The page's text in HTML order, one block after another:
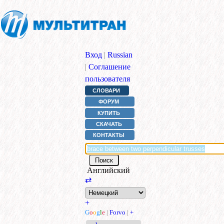
Вход | Russian
| Соглашение
пользователя
СЛОВАРИ
ФОРУМ
КУПИТЬ
СКАЧАТЬ
КОНТАКТЫ
Английский
⇄
+
Google | Forvo | +